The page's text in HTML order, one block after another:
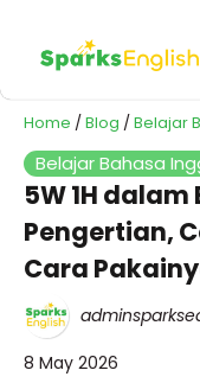
Home /Blog /Belajar
Belajar Bahasa
5W 1H
Pengertian,
Cara
8 May 2026